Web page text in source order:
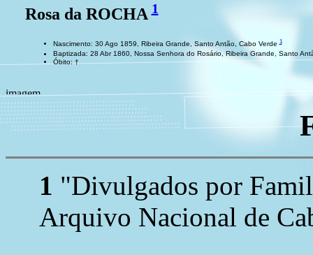
Rosa da ROCHA1
Nascimento: 30 Ago 1859, Ribeira Grande, Santo Antão, Cabo Verde1
Baptizada: 28 Abr 1860, Nossa Senhora do Rosário, Ribeira Grande, Santo
Óbito: †
1 "Divulgados por
Arquivo Nacional de